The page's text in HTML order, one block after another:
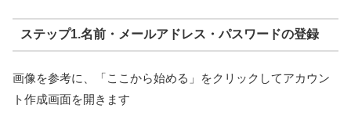
ステップ1.名前・メールアドレス・パスワードの登録
画像を参考に、「ここから始める」をクリックしてアカウン
ト作成画面を開きます